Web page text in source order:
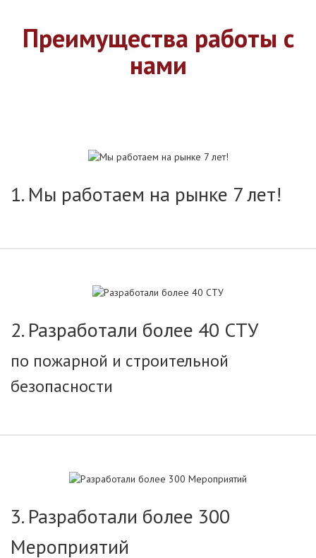
Преимущества работы с
нами
1. Мы работаем на рынке 7 лет!
2. Разработали более 40 СТУ
по пожарной и строительной
безопасности
3. Разработали более 300
Мероприятий